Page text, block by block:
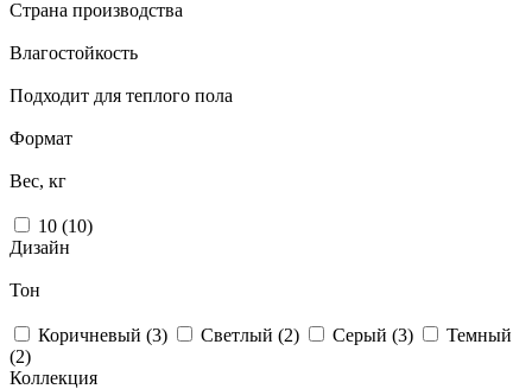
Страна производства
Влагостойкость
Подходит для теплого пола
Формат
Вес, кг
10 (10)
Дизайн
Тон
Коричневый (3) Светлый (2) Серый (3)
Темный
(2)
Коллекция